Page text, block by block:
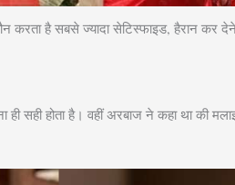
करता है सबसे ज्यादा सेटिस्फाइड, हैरान कर
होता है। वहीं अरबाज ने कहा था की